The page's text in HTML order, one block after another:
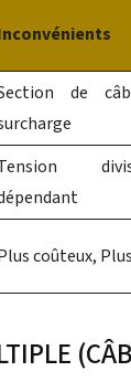
de
coûteux,